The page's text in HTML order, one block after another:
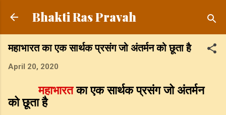
Skip to main content
Bhakti Ras Pravah
महाभारत का एक सार्थक प्रसंग जो अंतर्मन को छूता है
April 20, 2020
महाभारतका एक सार्थक प्रसंग जो अंतर्मन
को छूता है